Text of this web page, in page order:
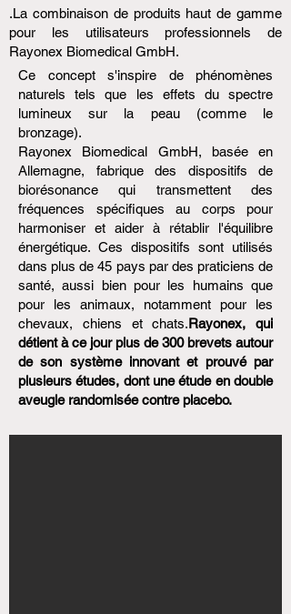
.La combinaison de produits haut de gamme
pour les utilisateurs professionnels de
Rayonex Biomedical GmbH.
Ce concept s'inspire de phénomènes
naturels tels que les effets du spectre
lumineux sur la peau (comme le
bronzage).
Rayonex Biomedical GmbH, basée en
Allemagne, fabrique des dispositifs de
biorésonance qui transmettent des
fréquences spécifiques au corps pour
harmoniser et aider à rétablir l'équilibre
énergétique. Ces dispositifs sont utilisés
dans plus de 45 pays par des praticiens de
santé, aussi bien pour les humains que
pour les animaux, notamment pour les
chevaux, chiens et chats.Rayonex, qui
détient à ce jour plus de 300 brevets autour
de son système innovant et prouvé par
plusieurs études, dont une étude en double
aveugle randomisée contre placebo.